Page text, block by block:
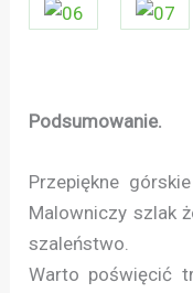
Podsumowanie.
Przepiękne
Malowniczy szlak
szaleństwo.
Warto poświęcić